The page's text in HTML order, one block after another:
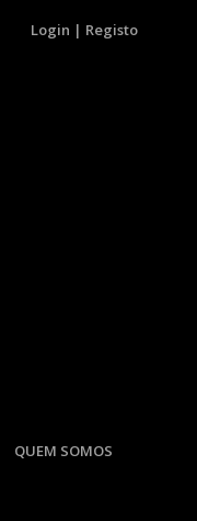
Login | Registo
QUEM SOMOS